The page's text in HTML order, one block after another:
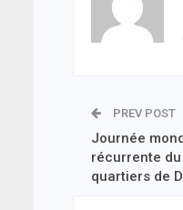
PREV POST
Journée
récurrente
quartiers de